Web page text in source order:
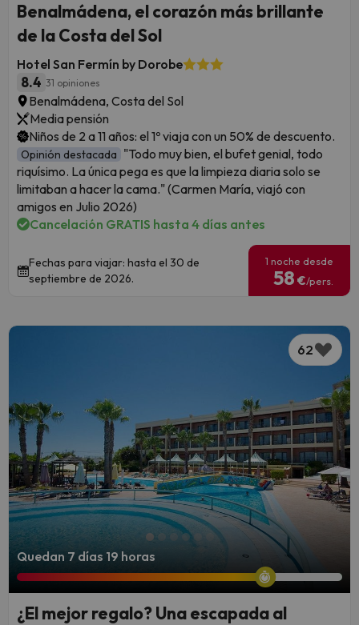
Benalmádena, el corazón más brillante
de la Costa del Sol
Hotel San Fermín by Dorobe
8.4 31 opiniones
Benalmádena, Costa del Sol
Media pensión
Niños de 2 a 11 años: el 1º viaja con un 50% de descuento.
Opinión destacada "Todo muy bien, el bufet genial, todo
riquísimo. La única pega es que la limpieza diaria solo se
limitaban a hacer la cama." (Carmen María, viajó con
amigos en Julio 2026)
Cancelación GRATIS hasta 4 días antes
Fechas para viajar: hasta el 30 de
septiembre de 2026.
1 noche desde
58 €/pers.
62
Quedan 7 días 19 horas
¿El mejor regalo? Una escapada al